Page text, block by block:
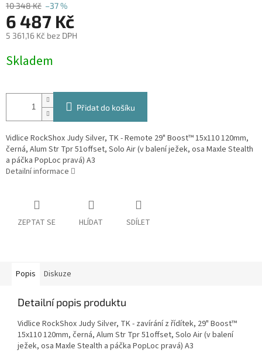
10 348 Kč –37 %
6 487 Kč
5 361,16 Kč bez DPH
cena:
Skladem
Přidat do košíku
Vidlice RockShox Judy Silver, TK - Remote 29" Boost™ 15x110 120mm,
černá, Alum Str Tpr 51offset, Solo Air (v balení ježek, osa Maxle Stealth
a páčka PopLoc pravá) A3
Detailní informace
ZEPTAT SE HLÍDAT SDÍLET
Popis Diskuze
Detailní popis produktu
Vidlice RockShox Judy Silver, TK - zavírání z řídítek, 29" Boost™
15x110 120mm, černá, Alum Str Tpr 51offset, Solo Air (v balení
ježek, osa Maxle Stealth a páčka PopLoc pravá) A3